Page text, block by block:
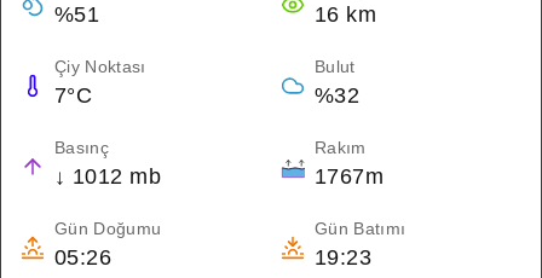
%51 16 km
Çiy Noktası
7°C
Bulut
%32
Basınç
↓ 1012 mb
Rakım
1767m
Gün Doğumu
05:26
Gün Batımı
19:23